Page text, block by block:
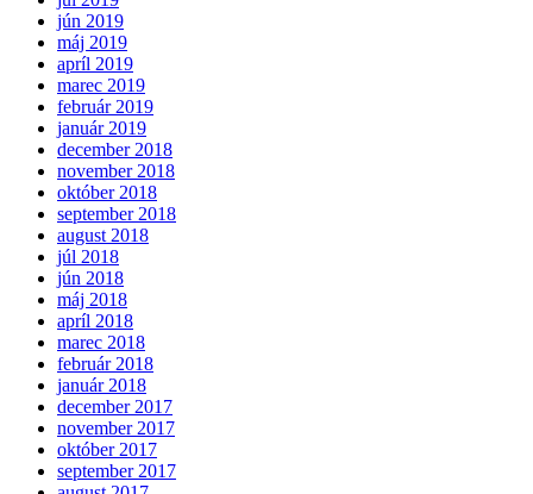
jún 2019
máj 2019
apríl 2019
marec 2019
február 2019
január 2019
december 2018
november 2018
október 2018
september 2018
august 2018
júl 2018
jún 2018
máj 2018
apríl 2018
marec 2018
február 2018
január 2018
december 2017
november 2017
október 2017
september 2017